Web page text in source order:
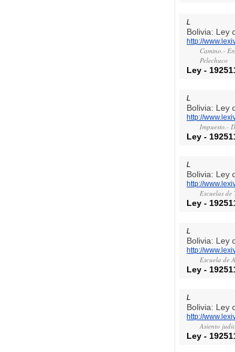
L
Bolivia: Ley
http://
Camino.-
Pelechuco
Ley -
L
Bolivia: Ley
http://
Impuesto.-
Ley -
L
Bolivia: Ley
http://
Escuelas
Ley -
L
Bolivia: Ley
http://
Escuela de
Ley -
L
Bolivia: Ley
http://
Asiento
Ley -